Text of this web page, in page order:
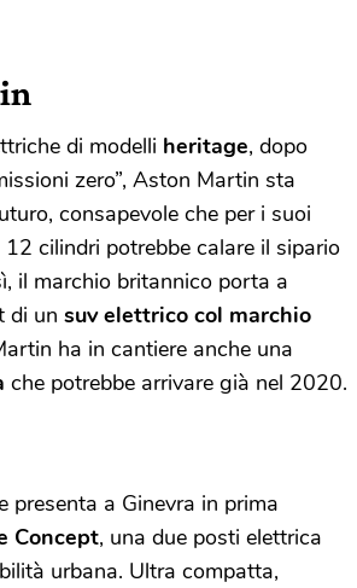
di modelli heritage, dopo
zero”, Aston Martin sta
consapevole che per i suoi
cilindri potrebbe calare il sipario
il marchio britannico porta a
di un suv elettrico col marchio
ha in cantiere anche una
che potrebbe arrivare già nel 2020.
presenta a Ginevra in prima
Concept, una due posti elettrica
urbana. Ultra compatta,